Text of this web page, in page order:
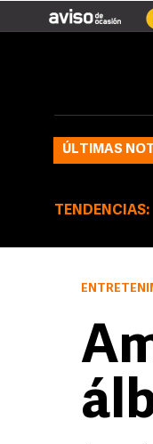
ÚLTIMAS
TENDENCIAS: